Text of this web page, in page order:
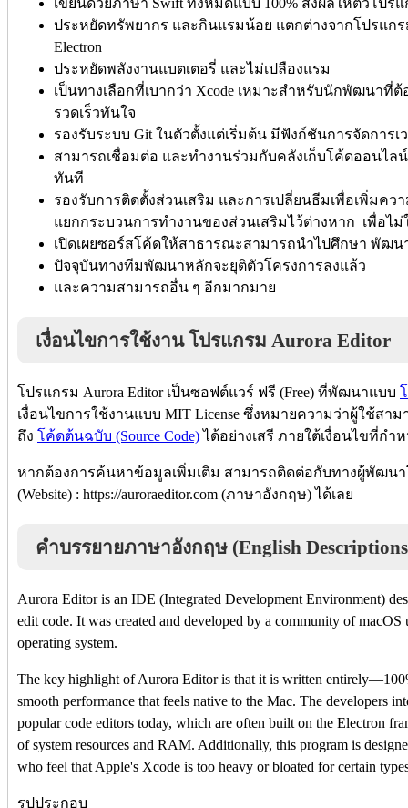
ประหยัดทรัพยากร และกินแรมน้อย แตกต่างจากโปรแก
Electron
ประหยัดพลังงานแบตเตอรี่ และไม่เปลืองแรม
เป็นทางเลือกที่เบากว่า Xcode เหมาะสำหรับนักพัฒนาที่
รวดเร็วทันใจ
รองรับระบบ Git ในตัวตั้งแต่เริ่มต้น มีฟังก์ชันการจัดการ
สามารถเชื่อมต่อ และทำงานร่วมกับคลังเก็บโค้ดออนไลน์
ทันที
รองรับการติดตั้งส่วนเสริม และการเปลี่ยนธีมเพื่อเพิ่มค
แยกกระบวนการทำงานของส่วนเสริมไว้ต่างหาก เพื่อไ
เปิดเผยซอร์สโค้ดให้สาธารณะสามารถนำไปศึกษา พัฒ
ปัจจุบันทางทีมพัฒนาหลักจะยุติตัวโครงการลงแล้ว
และความสามารถอื่น ๆ อีกมากมาย
เงื่อนไขการใช้งาน โปรแกรม Aurora Editor
โปรแกรม Aurora Editor เป็นซอฟต์แวร์ ฟรี (Free) ที่พัฒนาแบบ
เงื่อนไขการใช้งานแบบ MIT License ซึ่งหมายความว่าผู้ใช้สา
ถึง โค้ดต้นฉบับ (Source Code)ได้อย่างเสรี ภายใต้เงื่อนไขที่กำ
หากต้องการค้นหาข้อมูลเพิ่มเติม สามารถติดต่อกับทางผู้พัฒน
(Website) : https://auroraeditor.com (ภาษาอังกฤษ) ได้เลย
คำบรรยายภาษาอังกฤษ (English
Aurora Editor is an IDE (Integrated Development Environment)
edit code. It was created and developed by a community of
operating system.
The key highlight of Aurora Editor is that it is written
smooth performance that feels native to the Mac. The developers
popular code editors today, which are often built on the Electron
of system resources and RAM. Additionally, this program is
who feel that Apple's Xcode is too heavy or bloated for certain
รูปประกอบ